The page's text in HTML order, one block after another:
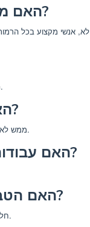
האם משרות זמניות מיועדות רק למועמדים מתחילים?
לא, אנשי מקצוע בכל
משרות זמניות יכולות להימשך בין מספר שבועות למספר חודשים, בהתאם לצורכי המעסיק.
האם עבודות זמניות ייראו רע בקורות החיים שלי?
ממש לא – מעסיקים רואים בהם לעתים קרובות עדות ליכולת הסתגלות ובניית קריירה פרואקטיבית.
האם עבודות זמניות יכולות להוביל לשכר טוב יותר בעתיד?
האם הטבות כמו ביטוח בריאות נפוצות במשרות זמניות?
חלק מהסוכנויות והחברות אכן מציעות הטבות, אך זה משתנה בהתאם למעסיק ולתנאי החוזה.